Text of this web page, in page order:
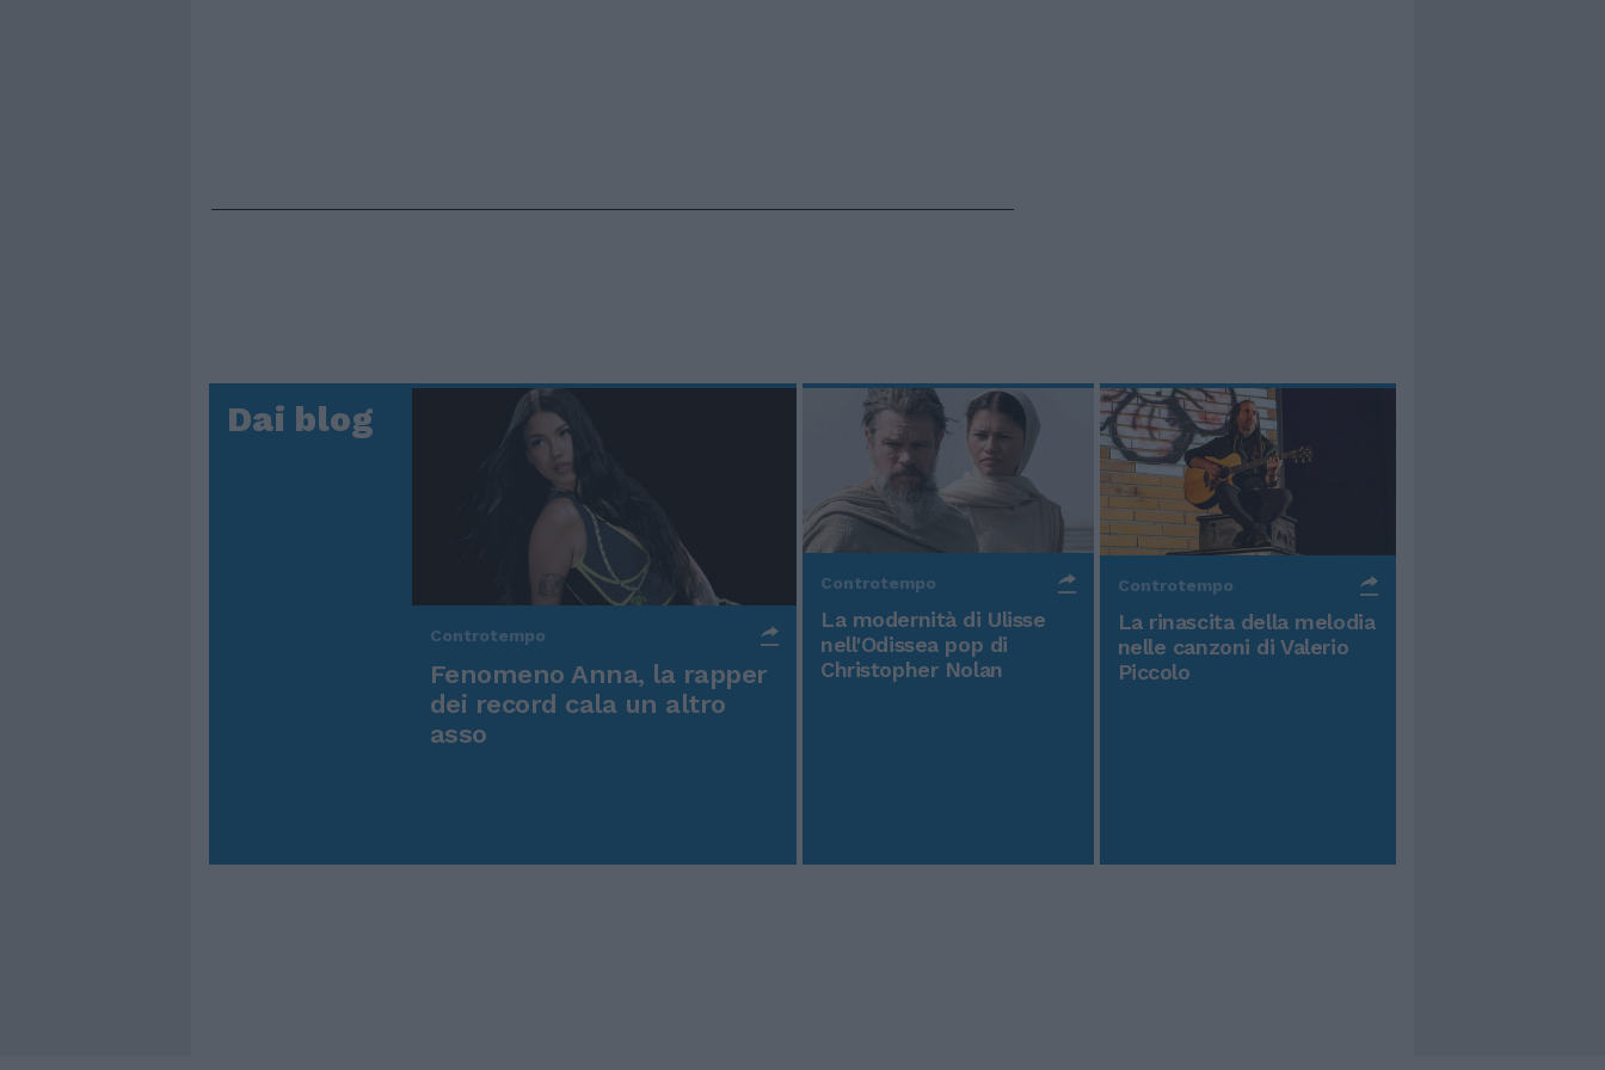
Dai blog
Controtempo
Fenomeno Anna, la rapper
dei record cala un altro
asso
Controtempo
La modernità di Ulisse
nell'Odissea pop di
Christopher Nolan
Controtempo
La rinascita della melodia
nelle canzoni di Valerio
Piccolo